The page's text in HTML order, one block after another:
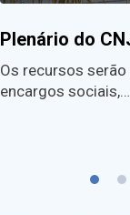
Plenário do
Os recursos
encargos sociais,…